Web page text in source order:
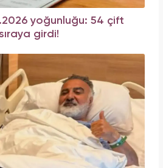
yoğunluğu: 54 çift
girdi!